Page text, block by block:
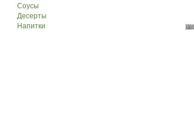
Соусы
Десерты
Напитки